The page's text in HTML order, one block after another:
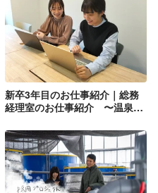
新卒3年目のお仕事紹介｜総務
経理室のお仕事紹介 〜温泉道